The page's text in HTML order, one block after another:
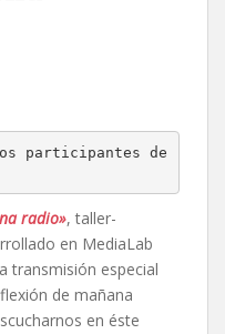
participantes de
radio»,‬ taller-
en MediaLab
transmisión especial
de mañana
en éste